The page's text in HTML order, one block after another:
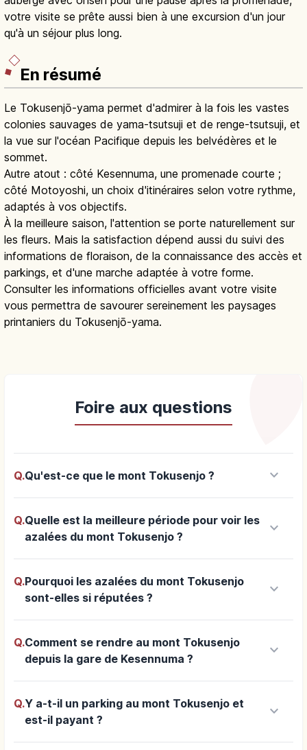
votre visite se prête aussi bien à une excursion d'un jour
qu'à un séjour plus long.
En résumé
Le Tokusenjō-yama permet d'admirer à la fois les vastes
colonies sauvages de yama-tsutsuji et de renge-tsutsuji, et
la vue sur l'océan Pacifique depuis les belvédères et le
sommet.
Autre atout : côté Kesennuma, une promenade courte ;
côté Motoyoshi, un choix d'itinéraires selon votre rythme,
adaptés à vos objectifs.
À la meilleure saison, l'attention se porte naturellement sur
les fleurs. Mais la satisfaction dépend aussi du suivi des
informations de floraison, de la connaissance des accès et
parkings, et d'une marche adaptée à votre forme.
Consulter les informations officielles avant votre visite
vous permettra de savourer sereinement les paysages
printaniers du Tokusenjō-yama.
Foire aux questions
Q.Qu'est-ce que le mont Tokusenjo ? keyboard_arrow_down
Q.Quelle est la meilleure période pour voir les
azalées du mont Tokusenjo ?
keyboard_arrow_down
Q.Pourquoi les azalées du mont Tokusenjo
sont-elles si réputées ?
keyboard_arrow_down
Q.Comment se rendre au mont Tokusenjo
depuis la gare de Kesennuma ?
keyboard_arrow_down
Q.Y a-t-il un parking au mont Tokusenjo et
est-il payant ?
keyboard_arrow_down